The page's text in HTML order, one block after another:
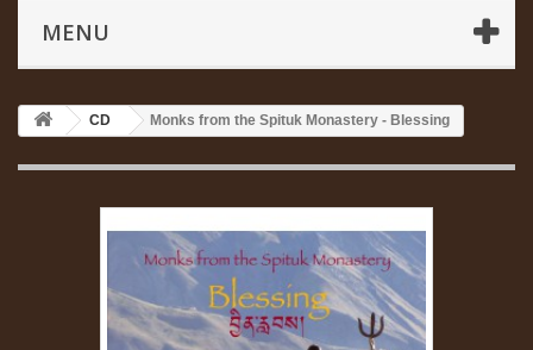
MENU
CD Monks from the Spituk Monastery - Blessing